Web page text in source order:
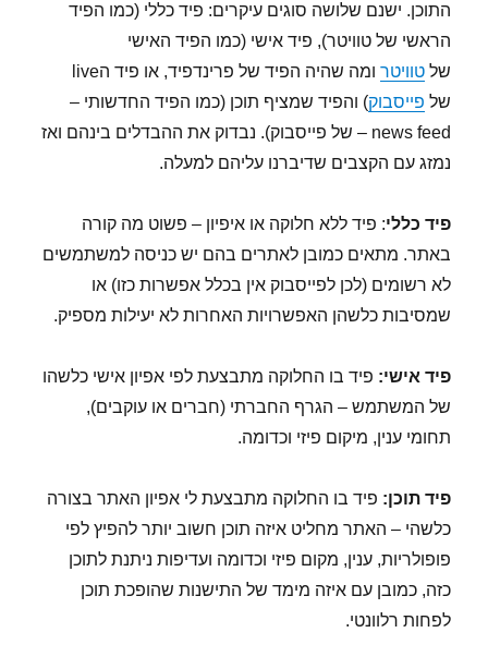
התוכן. ישנם שלושה סוגים עיקרים: פיד כללי (כמו הפיד
הראשי של טוויטר), פיד אישי (כמו הפיד האישי
שלטוויטר
ומה שהיה הפיד של פרינדפיד, או פיד הlive
של פייסבוק) והפיד שמציף תוכן (כמו הפיד החדשותי –
news feed – של פייסבוק). נבדוק את ההבדלים בינהם ואז
נמזג עם הקצבים שדיברנו עליהם למעלה.
פיד כללי: פיד ללא חלוקה או איפיון – פשוט מה קורה
באתר. מתאים כמובן לאתרים בהם יש כניסה למשתמשים
לא רשומים (לכן לפייסבוק אין בכלל אפשרות כזו) או
שמסיבות כלשהן האפשרויות האחרות לא יעילות מספיק.
פיד אישי: פיד בו החלוקה מתבצעת לפי אפיון אישי כלשהו
של המשתמש – הגרף החברתי (חברים או עוקבים),
תחומי ענין, מיקום פיזי וכדומה.
פיד תוכן: פיד בו החלוקה מתבצעת לי אפיון האתר בצורה
כלשהי – האתר מחליט איזה תוכן חשוב יותר להפיץ לפי
פופולריות, ענין, מקום פיזי וכדומה ועדיפות ניתנת לתוכן
כזה, כמובן עם איזה מימד של התישנות שהופכת תוכן
לפחות רלוונטי.